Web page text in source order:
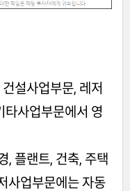
설사업부문, 레저
타사업부문에서 영
, 플랜트, 건축, 주택
사업부문에는 자동